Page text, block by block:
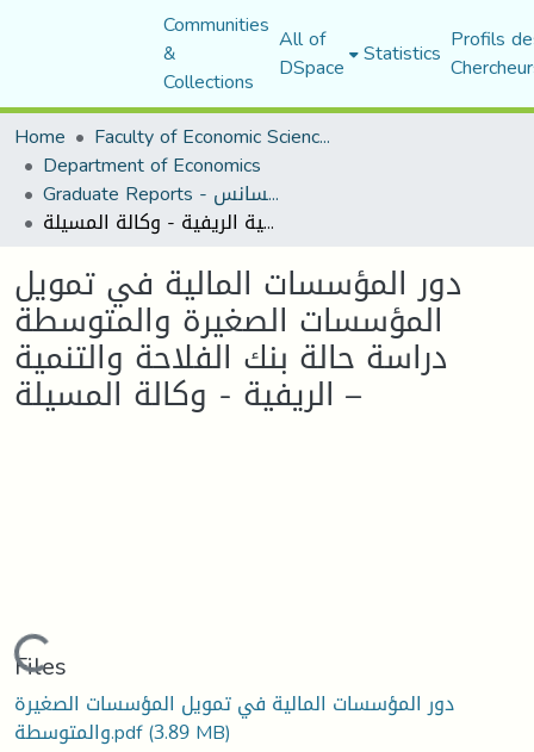
Communities
&
Collections
All of
DSpace Statistics Profils
Home
Faculty of Economic Sciences, Commerce and Management Sciences
Department of Economics
Graduate Reports - تقارير الليسانس
دور المؤسسات المالية في تمويل المؤسسات الصغيرة والمتوسطة دراسة حالة بنك الفلاحة والتنمية الريفية - وكالة المسيلة –
دور المؤسسات المالية في تمويل
المؤسسات الصغيرة والمتوسطة
دراسة حالة بنك الفلاحة والتنمية
الريفية - وكالة المسيلة –
Loading...
Files
دور المؤسسات المالية في تمويل المؤسسات الصغيرة
والمتوسطة.pdf(3.89 MB)